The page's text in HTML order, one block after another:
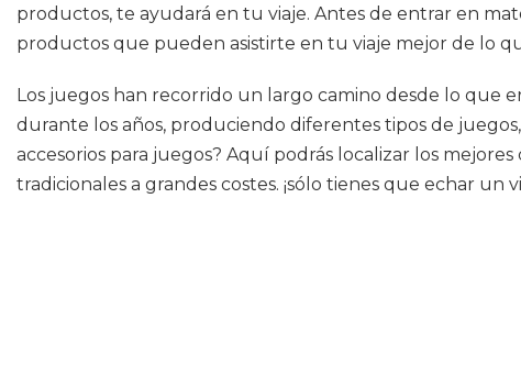
productos, te ayudará en tu viaje. Antes de entrar en
productos que pueden asistirte en tu viaje mejor de lo
Los juegos han recorrido un largo camino desde lo que
durante los años, produciendo diferentes tipos de
accesorios para juegos? Aquí podrás localizar los
tradicionales a grandes costes. ¡sólo tienes que echar un